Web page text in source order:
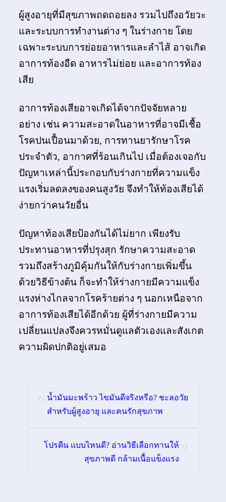
ผู้สูงอายุที่มีสุขภาพถดถอยลง รวมไปถึงอวัยวะ
และระบบการทำงานต่าง ๆ ในร่างกาย โดย
เฉพาะระบบการย่อยอาหารและลำไส้ อาจเกิด
อาการท้องอืด อาหารไม่ย่อย และอาการท้อง
เสีย
อาการท้องเสียอาจเกิดได้จากปัจจัยหลาย
อย่าง เช่น ความสะอาดในอาหารที่อาจมีเชื้อ
โรคปนเปื้อนมาด้วย, การทานยารักษาโรค
ประจำตัว, อากาศที่ร้อนเกินไป เมื่อต้องเจอกับ
ปัญหาเหล่านี้ประกอบกับร่างกายที่ความแข็ง
แรงเริ่มลดลงของคนสูงวัย จึงทำให้ท้องเสียได้
ง่ายกว่าคนวัยอื่น
ปัญหาท้องเสียป้องกันได้ไม่ยาก เพียงรับ
ประทานอาหารที่ปรุงสุก รักษาความสะอาด
รวมถึงสร้างภูมิคุ้มกันให้กับร่างกายเพิ่มขึ้น
ด้วยวิธีข้างต้น ก็จะทำให้ร่างกายมีความแข็ง
แรงห่างไกลจากโรคร้ายต่าง ๆ นอกเหนือจาก
อาการท้องเสียได้อีกด้วย ผู้ที่ร่างกายมีความ
เปลี่ยนแปลงจึงควรหมั่นดูแลตัวเองและสังเกต
ความผิดปกติอยู่เสมอ
น้ำมันมะพร้าว ไขมันดีจริงหรือ? ชะลอวัย
สำหรับผู้สูงอายุ และคนรักสุขภาพ
»
โปรตีน แบบไหนดี? อ่านวิธีเลือกทานให้
สุขภาพดี กล้ามเนื้อแข็งแรง